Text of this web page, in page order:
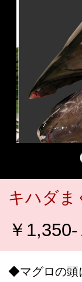
キハダまぐ
￥ 1,350- /1個
◆マグロの頭には
肉、目玉、あご肉
楽しみの一つでも
ベキューにもって
◇税込/1個 1.350円
15cm
◇産地/静岡
◇1個からの購入が
◇数量1＝1個、数量
◇配送状態/冷凍（